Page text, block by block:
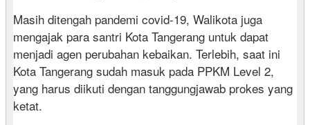
Masih ditengah pandemi covid-19, Walikota juga
mengajak para santri Kota Tangerang untuk dapat
menjadi agen perubahan kebaikan. Terlebih, saat ini
Kota Tangerang sudah masuk pada PPKM Level 2,
yang harus diikuti dengan tanggungjawab prokes yang
ketat.